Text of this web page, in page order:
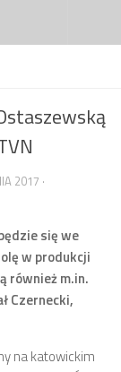
2017 ·
się we
w produkcji
również m.in.
Czernecki,
na katowickim